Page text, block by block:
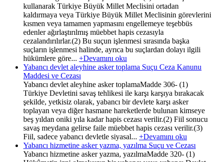
kullanarak Türkiye Büyük Millet Meclisini ortadan
kaldırmaya veya Türkiye Büyük Millet Meclisinin görevlerini
kısmen veya tamamen yapmasını engellemeye teşebbüs
edenler ağırlaştırılmış müebbet hapis cezasıyla
cezalandırılırlar.(2) Bu suçun işlenmesi sırasında başka
suçların işlenmesi halinde, ayrıca bu suçlardan dolayı ilgili
hükümlere göre... +Devamını oku
Yabancı devlet aleyhine asker toplama Suçu Ceza Kanunu
Maddesi ve Cezası
Yabancı devlet aleyhine asker toplamaMadde 306- (1)
Türkiye Devletini savaş tehlikesi ile karşı karşıya bırakacak
şekilde, yetkisiz olarak, yabancı bir devlete karşı asker
toplayan veya diğer hasmane hareketlerde bulunan kimseye
beş yıldan oniki yıla kadar hapis cezası verilir.(2) Fiil sonucu
savaş meydana gelirse faile müebbet hapis cezası verilir.(3)
Fiil, sadece yabancı devletle siyasal... +Devamını oku
Yabancı hizmetine asker yazma, yazılma Suçu ve Cezası
Yabancı hizmetine asker yazma, yazılmaMadde 320- (1)